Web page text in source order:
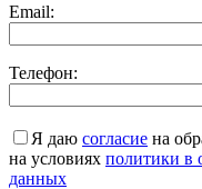
Email:
Телефон:
Я даю согласие на
на условиях политики в
данных